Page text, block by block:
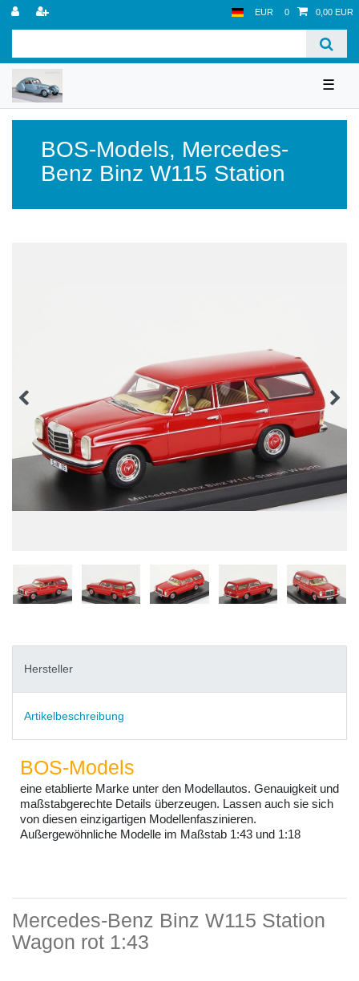
EUR 0 0,00 EUR
☰
BOS-Models, Mercedes-
Benz Binz W115 Station
Hersteller
Artikelbeschreibung
BOS-Models
eine etablierte Marke unter den Modellautos. Genauigkeit und
maßstabgerechte Details überzeugen. Lassen auch sie sich
von diesen einzigartigen Modellenfaszinieren.
Außergewöhnliche Modelle im Maßstab 1:43 und 1:18
Mercedes-Benz Binz W115 Station
Wagon rot 1:43